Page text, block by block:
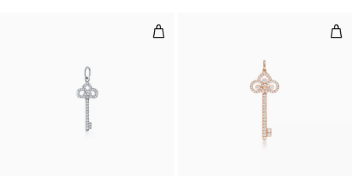
플뢰르 드 리스 키 플